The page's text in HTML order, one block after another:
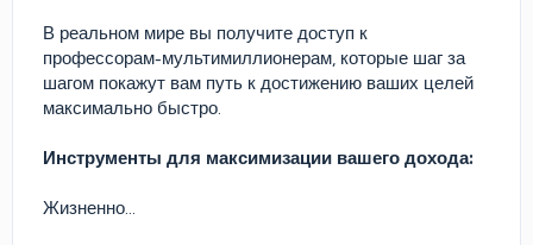
В реальном мире вы получите доступ к
профессорам-мультимиллионерам, которые шаг за
шагом покажут вам путь к достижению ваших целей
максимально быстро.
Инструменты для максимизации вашего дохода:
Жизненно...